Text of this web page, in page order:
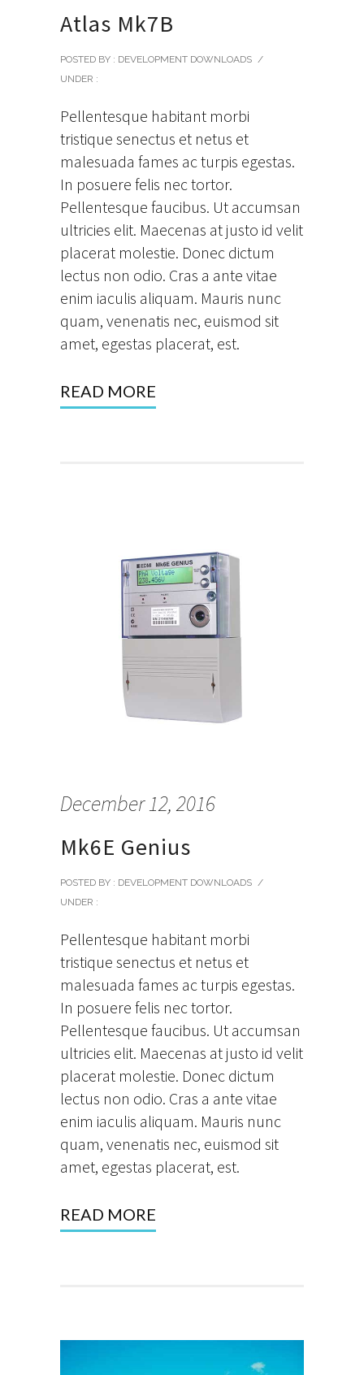
Atlas Mk7B
POSTED BY : DEVELOPMENT DOWNLOADS /
UNDER :
Pellentesque habitant morbi
tristique senectus et netus et
malesuada fames ac turpis egestas.
In posuere felis nec tortor.
Pellentesque faucibus. Ut accumsan
ultricies elit. Maecenas at justo id velit
placerat molestie. Donec dictum
lectus non odio. Cras a ante vitae
enim iaculis aliquam. Mauris nunc
quam, venenatis nec, euismod sit
amet, egestas placerat, est.
READ MORE
December 12, 2016
Mk6E Genius
POSTED BY : DEVELOPMENT DOWNLOADS /
UNDER :
Pellentesque habitant morbi
tristique senectus et netus et
malesuada fames ac turpis egestas.
In posuere felis nec tortor.
Pellentesque faucibus. Ut accumsan
ultricies elit. Maecenas at justo id velit
placerat molestie. Donec dictum
lectus non odio. Cras a ante vitae
enim iaculis aliquam. Mauris nunc
quam, venenatis nec, euismod sit
amet, egestas placerat, est.
READ MORE